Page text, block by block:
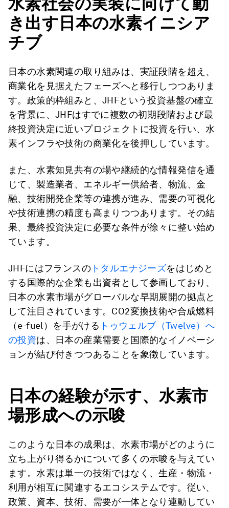
き出す日本の水素イニシア
チブ
日本の水素関連の取り組みは、実証段階を超え、
商業化を見据えたフェーズへと移行しつつありま
す。政策的枠組みと、JHFという投資基盤の確立
を背景に、JHFはすでに複数の初期段階および最
終投資決定に近いプロジェクトに投資を行い、水
素インフラや技術の商業化を後押ししています。
また、水素知見共有の場や継続的な情報発信を通
じて、製造業者、エネルギー供給者、物流、金
融、技術開発企業等の連携が進み、需要の可視化
や技術連携の精度も高まりつつあります。その結
果、最終投資決定に必要な条件が徐々に整い始め
ています。
JHFにはフランスの トタルエナジーズをはじめと
する国際的な企業も出資者として参画しており、
日本の水素市場がグローバルな早期展開の拠点と
して注目されています。CO2変換技術や合成燃料
（e-fuel）を手がける トゥウェルブ（Twelve）へ
の投資は、日本の産業需要と国際的なイノベーシ
ョンが結び付きつつあることを象徴しています。
日本の経験が示す、水素市
場形成への示唆
このような日本の成果は、水素市場がどのように
立ち上がり得るかについて多くの示唆を与えてい
ます。水素は単一の技術ではなく、生産・物流・
利用が相互に関連するエコシステムです。従い、
政策、資本、技術、需要が一体となり連動してい